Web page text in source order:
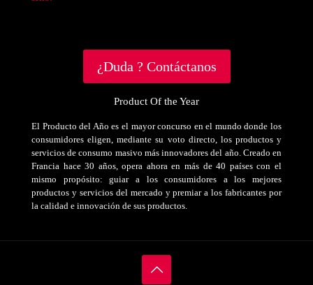
¿Duda ? Contáctanos
Product Of the Year
El Producto del Año es el mayor concurso en el mundo donde los
consumidores eligen, mediante su voto directo, los productos y
servicios de consumo masivo más innovadores del año. Creado en
Francia hace 30 años, opera ahora en más de 40 países con el
mismo propósito: guiar a los consumidores a los mejores
productos y servicios del mercado y premiar a los fabricantes por
la calidad e innovación de sus productos.